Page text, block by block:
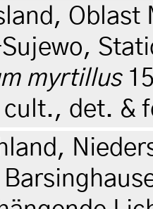
Oblast
myrtillus
det. &